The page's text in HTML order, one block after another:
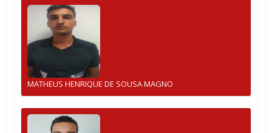
MATHEUS HENRIQUE DE SOUSA MAGNO